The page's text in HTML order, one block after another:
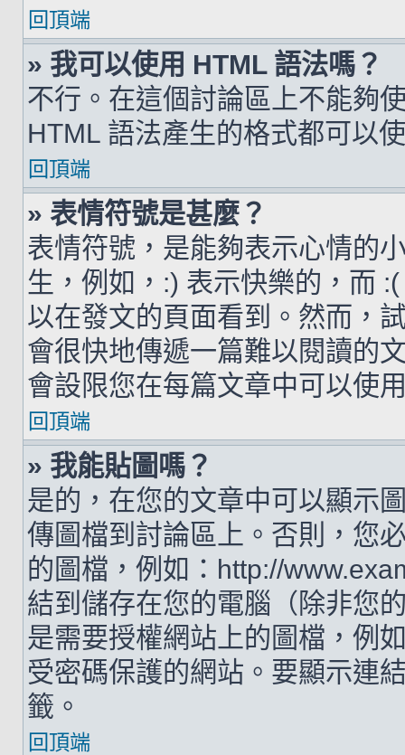
回頂端
» 我可以使用 HTML 語法嗎？
不行。在這個討論區上不能夠
HTML 語法產生的格式都可以
回頂端
» 表情符號是甚麼？
表情符號，是能夠表示心情的
生，例如，:) 表示快樂的，而
以在發文的頁面看到。然而，
會很快地傳遞一篇難以閱讀的
會設限您在每篇文章中可以使
回頂端
» 我能貼圖嗎？
是的，在您的文章中可以顯示
傳圖檔到討論區上。否則，您
的圖檔，例如：http://
結到儲存在您的電腦（除非您
是需要授權網站上的圖檔，例
受密碼保護的網站。要顯示連
籤。
回頂端